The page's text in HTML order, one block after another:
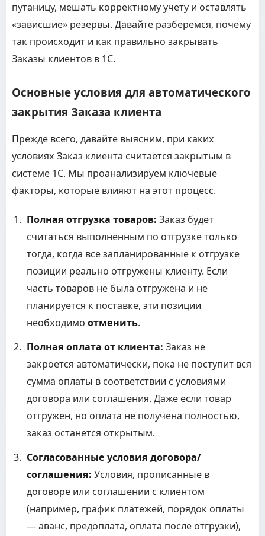
путаницу, мешать корректному учету и оставлять
«зависшие» резервы. Давайте разберемся, почему
так происходит и как правильно закрывать
Заказы клиентов в 1С.
Основные условия для автоматического
закрытия Заказа клиента
Прежде всего, давайте выясним, при каких
условиях Заказ клиента считается закрытым в
системе 1С. Мы проанализируем ключевые
факторы, которые влияют на этот процесс.
Полная отгрузка товаров: Заказ будет
считаться выполненным по отгрузке только
тогда, когда все запланированные к отгрузке
позиции реально отгружены клиенту. Если
часть товаров не была отгружена и не
планируется к поставке, эти позиции
необходимо отменить.
Полная оплата от клиента: Заказ не
закроется автоматически, пока не поступит вся
сумма оплаты в соответствии с условиями
договора или соглашения. Даже если товар
отгружен, но оплата не получена полностью,
заказ останется открытым.
Согласованные условия договора/
соглашения: Условия, прописанные в
договоре или соглашении с клиентом
(например, график платежей, порядок оплаты
— аванс, предоплата, оплата после отгрузки),